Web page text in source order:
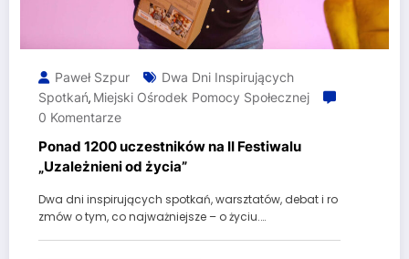
Paweł Szpur
Dwa Dni Inspirujących
Spotkań, Miejski Ośrodek Pomocy Społecznej
0 Komentarze
Ponad 1200 uczestników na II Festiwalu
„Uzależnieni od życia”
Dwa dni inspirujących spotkań, warsztatów, debat i ro
zmów o tym, co najważniejsze – o życiu.…